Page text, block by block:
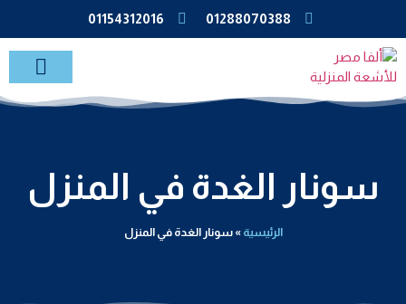
01288070388
01154312016
سونار الغدة في المنزل
الرئيسية »سونار الغدة في المنزل